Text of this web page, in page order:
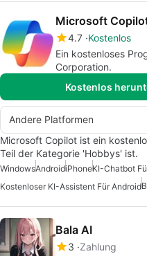
Microsoft
4.7 Kostenlos
Ein kostenloses
Corporation.
Kostenlos
Andere Platformen
Microsoft Copilot ist ein
Teil der Kategorie 'Hobbys' ist.
WindowsAndroidiPhoneKI-Chatbot
Kostenloser KI-Assistent Für Android
Bala AI
3 Zahlung